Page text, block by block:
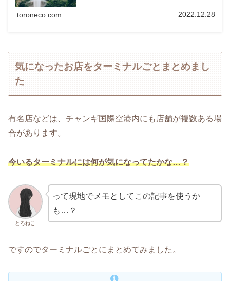
toroneco.com 2022.12.28
気になったお店をターミナルごとまとめまし
た
有名店などは、チャンギ国際空港内にも店舗が複数ある場
合があります。
今いるターミナルには何が気になってたかな…？
とろねこ
って現地でメモとしてこの記事を使うか
も…？
ですのでターミナルごとにまとめてみました。